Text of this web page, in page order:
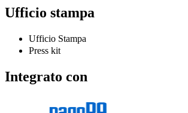
Ufficio stampa
Ufficio Stampa
Press kit
Integrato con